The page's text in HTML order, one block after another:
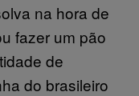
na hora de
fazer um pão
de
do brasileiro